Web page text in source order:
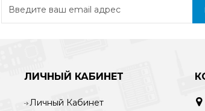
ЛИЧНЫЙ КАБИНЕТ
Личный Кабинет